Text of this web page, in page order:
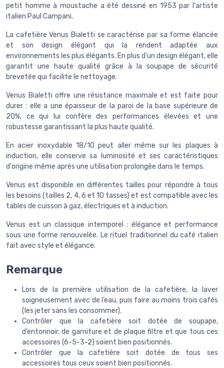
petit homme à moustache a été dessiné en 1953 par l'artiste
italien Paul Campani.
La cafetière Venus Bialetti se caractérise par sa forme élancée
et son design élégant qui la rendent adaptée aux
environnements les plus élégants. En plus d'un design élégant, elle
garantit une haute qualité grâce à la soupape de sécurité
brevetée qui facilite le nettoyage.
Venus Bialetti offre une résistance maximale et est faite pour
durer : elle a une épaisseur de la paroi de la base supérieure de
20%, ce qui lui confère des performances élevées et une
robustesse garantissant la plus haute qualité.
En acier inoxydable 18/10 peut aller même sur les plaques à
induction, elle conserve sa luminosité et ses caractéristiques
d'origine même après une utilisation prolongée dans le temps.
Venus est disponible en différentes tailles pour répondre à tous
les besoins (tailles 2, 4, 6 et 10 tasses) et est compatible avec les
tables de cuisson à gaz, électriques et à induction.
Venus est un classique intemporel : élégance et performance
sous une forme renouvelée. Le rituel traditionnel du café italien
fait avec style et élégance.
Remarque
Lors de la première utilisation de la cafetière, la laver
soigneusement avec de l’eau, puis faire au moins trois cafés
(les jeter sans les consommer).
Contrôler que la cafetière soit dotée de soupape,
d’entonnoir, de garniture et de plaque filtre et que tous ces
accessoires (6-5-3-2) soient bien positionnés.
Contrôler que la cafetière soit dotée de tous ses
accessoires tous ceux soient bien positionnés.